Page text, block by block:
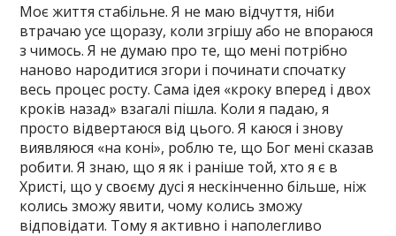
Моє життя стабільне. Я не маю відчуття, ніби
втрачаю усе щоразу, коли згрішу або не впораюся
з чимось. Я не думаю про те, що мені потрібно
наново народитися згори і починати спочатку
весь процес росту. Сама ідея «кроку вперед і двох
кроків назад» взагалі пішла. Коли я падаю, я
просто відвертаюся від цього. Я каюся і знову
виявляюся «на коні», роблю те, що Бог мені сказав
робити. Я знаю, що я як і раніше той, хто я є в
Христі, що у своєму дусі я нескінченно більше, ніж
колись зможу явити, чому колись зможу
відповідати. Тому я активно і наполегливо